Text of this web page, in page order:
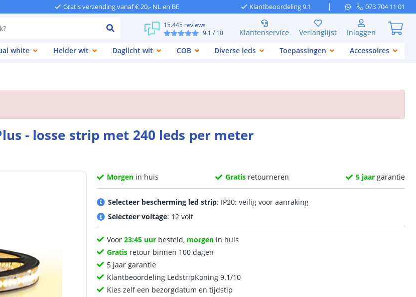
Gratis verzending vanaf € 20,- NL en BE Klantbeoordeling 9.1 073 704 11 01
15.445 reviews
9.1 / 10 Klantenservice Verlanglijst
Inloggen
white Helder wit Daglicht wit COB Diverse leds Toepassingen Accessoires
- losse strip met 240 leds per meter
Morgen in huis Gratis retourneren 5 jaargarantie
Selecteer bescherming led strip: IP20: veilig voor aanraking
Selecteer voltage: 12 volt
Voor23:45 uur besteld, morgen in huis
Gratis retour binnen 100 dagen
5 jaar garantie
Klantbeoordeling LedstripKoning 9.1/10
Kies zelf een bezorgdatum en tijdstip